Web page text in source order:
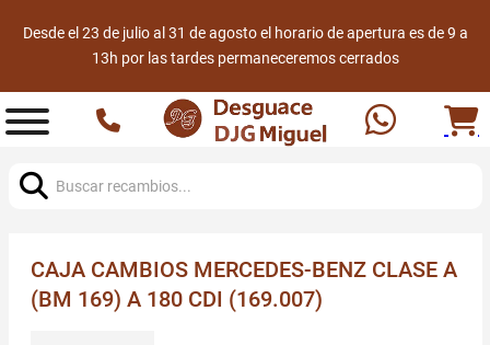
Desde el 23 de julio al 31 de agosto el horario de apertura es de 9 a
13h por las tardes permaneceremos cerrados
CAJA CAMBIOS MERCEDES-BENZ CLASE A
(BM 169) A 180 CDI (169.007)